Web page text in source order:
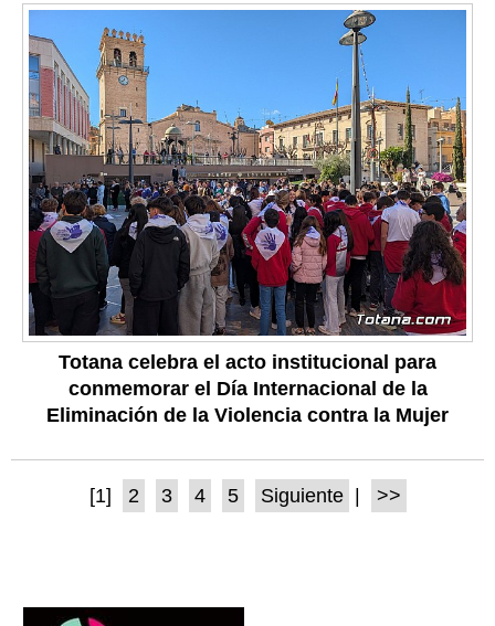
Totana celebra el acto institucional para
conmemorar el Día Internacional de la
Eliminación de la Violencia contra la Mujer
[1] 2 3 4 5 Siguiente >>